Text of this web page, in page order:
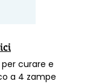
curare e
amico a 4 zampe